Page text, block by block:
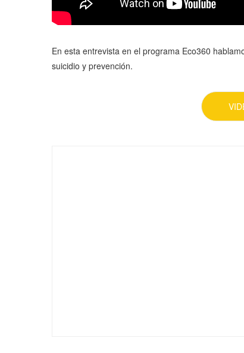
En esta entrevista en el programa Eco360
suicidio y prevención.